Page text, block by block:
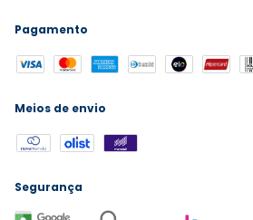
Pagamento
Meios de envio
Segurança